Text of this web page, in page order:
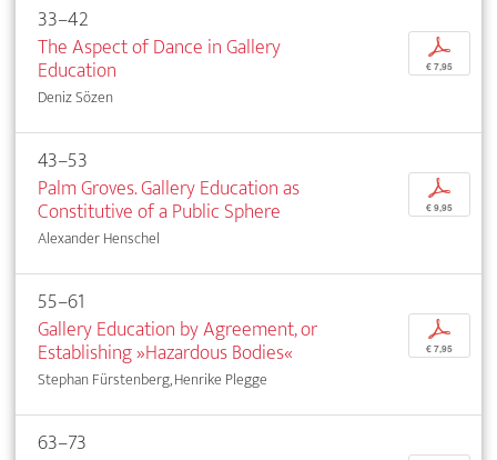
33–42
The Aspect of Dance in Gallery
Education
Deniz Sözen
p
€ 7,95
43–53
Palm Groves. Gallery Education as
Constitutive of a Public Sphere
Alexander Henschel
p
€ 9,95
55–61
Gallery Education by Agreement, or
Establishing »Hazardous Bodies«
Stephan Fürstenberg, Henrike Plegge
p
€ 7,95
63–73